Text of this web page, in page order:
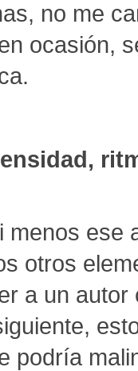
no me
ocasión,
menos ese
otros
a un
podría